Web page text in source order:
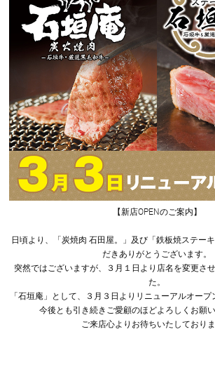
【新店OPENのご案内】
日頃より、「炭焼肉 石田屋。」及び「鉄板焼ステー
だきありがとうございます。
突然ではございますが、３月１日より店名を変更さ
た。
「石垣庵」として、３月３日よりリニューアルオープ
今後とも引き続きご愛顧のほどよろしくお願い
ご来店心よりお待ちいたしておりま